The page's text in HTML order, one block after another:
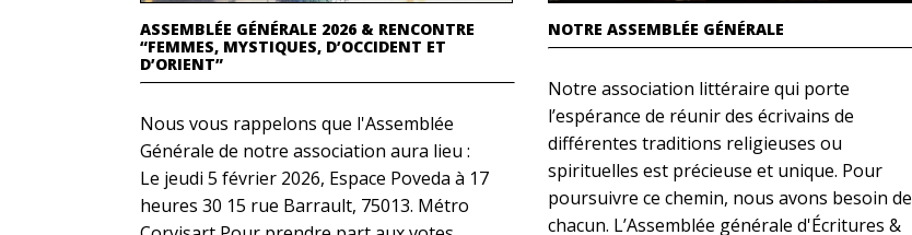
ASSEMBLÉE GÉNÉRALE 2026 & RENCONTRE
“FEMMES, MYSTIQUES, D’OCCIDENT ET
D’ORIENT”
Nous vous rappelons que l'Assemblée
Générale de notre association aura lieu :
Le jeudi 5 février 2026, Espace Poveda à 17
heures 30 15 rue Barrault, 75013. Métro
NOTRE ASSEMBLÉE GÉNÉRALE
Notre association littéraire qui porte
l’espérance de réunir des écrivains de
différentes traditions religieuses ou
spirituelles est précieuse et unique. Pour
poursuivre ce chemin, nous avons besoin de
chacun. L’Assemblée générale d'Écritures &